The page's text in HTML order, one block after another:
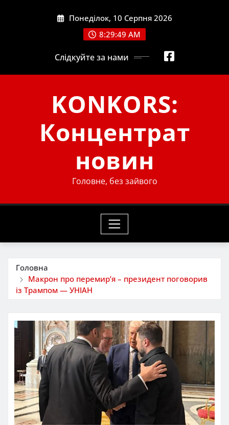
Понеділок, 10 Серпня 2026
8:29:50 AM
Слідкуйте за нами
KONKORS:
Концентрат
новин
Головне, без зайвого
Головна
Макрон про перемир’я – президент поговорив
із Трампом — УНІАН